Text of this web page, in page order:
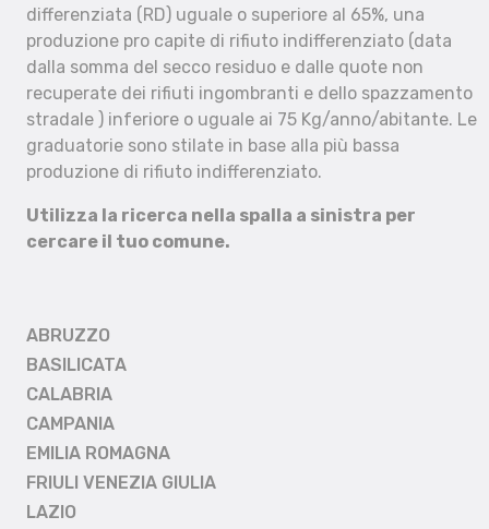
differenziata (RD) uguale o superiore al 65%, una
produzione pro capite di rifiuto indifferenziato (data
dalla somma del secco residuo e dalle quote non
recuperate dei rifiuti ingombranti e dello spazzamento
stradale ) inferiore o uguale ai 75 Kg/anno/abitante. Le
graduatorie sono stilate in base alla più bassa
produzione di rifiuto indifferenziato.
Utilizza la ricerca nella spalla a sinistra per
cercare il tuo comune.
ABRUZZO
BASILICATA
CALABRIA
CAMPANIA
EMILIA ROMAGNA
FRIULI VENEZIA GIULIA
LAZIO